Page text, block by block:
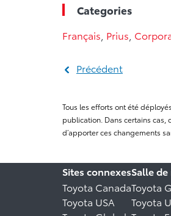
Categories
Français Prius
Précédent
Tous les efforts ont été
publication. Dans certains cas,
d’apporter ces changements
Sites connexes
Toyota Canada
Toyota USA
Salle
Toyota
Toyota